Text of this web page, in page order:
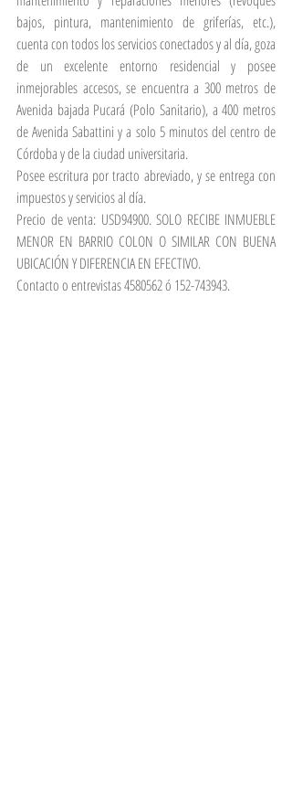
bajos, pintura, mantenimiento de griferías, etc.),
cuenta con todos los servicios conectados y al día, goza
de un excelente entorno residencial y posee
inmejorables accesos, se encuentra a 300 metros de
Avenida bajada Pucará (Polo Sanitario), a 400 metros
de Avenida Sabattini y a solo 5 minutos del centro de
Córdoba y de la ciudad universitaria.
Posee escritura por tracto abreviado, y se entrega con
impuestos y servicios al día.
Precio de venta: USD94900. SOLO RECIBE INMUEBLE
MENOR EN BARRIO COLON O SIMILAR CON BUENA
UBICACIÓN Y DIFERENCIA EN EFECTIVO.
Contacto o entrevistas 4580562 ó 152-743943.